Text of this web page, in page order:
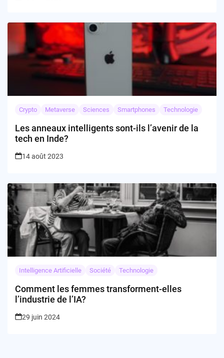
Crypto Metaverse Sciences Smartphones Technologie
Les anneaux intelligents sont-ils l’avenir de la
tech en Inde?
14 août 2023
Intelligence Artificielle Société Technologie
Comment les femmes transforment-elles
l’industrie de l’IA?
29 juin 2024